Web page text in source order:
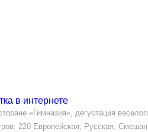
в интернете
«Гимназия», дегустация
220 Европейская, Русская,